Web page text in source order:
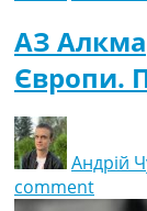
АЗ
Європи.
Андрій
comment